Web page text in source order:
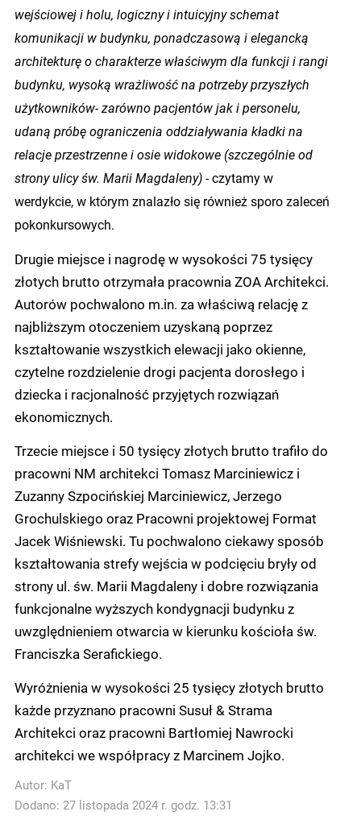
wejściowej i holu, logiczny i intuicyjny schemat
komunikacji w budynku, ponadczasową i elegancką
architekturę o charakterze właściwym dla funkcji i rangi
budynku, wysoką wrażliwość na potrzeby przyszłych
użytkowników- zarówno pacjentów jak i personelu,
udaną próbę ograniczenia oddziaływania kładki na
relacje przestrzenne i osie widokowe (szczególnie od
strony ulicy św. Marii Magdaleny) -czytamy w
werdykcie, w którym znalazło się również sporo zaleceń
pokonkursowych.
Drugie miejsce i nagrodę w wysokości 75 tysięcy
złotych brutto otrzymała pracownia ZOA Architekci.
Autorów pochwalono m.in. za właściwą relację z
najbliższym otoczeniem uzyskaną poprzez
kształtowanie wszystkich elewacji jako okienne,
czytelne rozdzielenie drogi pacjenta dorosłego i
dziecka i racjonalność przyjętych rozwiązań
ekonomicznych.
Trzecie miejsce i 50 tysięcy złotych brutto trafiło do
pracowni NM architekci Tomasz Marciniewicz i
Zuzanny Szpocińskiej Marciniewicz, Jerzego
Grochulskiego oraz Pracowni projektowej Format
Jacek Wiśniewski. Tu pochwalono ciekawy sposób
kształtowania strefy wejścia w podcięciu bryły od
strony ul. św. Marii Magdaleny i dobre rozwiązania
funkcjonalne wyższych kondygnacji budynku z
uwzględnieniem otwarcia w kierunku kościoła św.
Franciszka Serafickiego.
Wyróżnienia w wysokości 25 tysięcy złotych brutto
każde przyznano pracowni Susuł & Strama
Architekci oraz pracowni Bartłomiej Nawrocki
architekci we współpracy z Marcinem Jojko.
Autor: KaT
Dodano: 27 listopada 2024 r. godz. 13:31